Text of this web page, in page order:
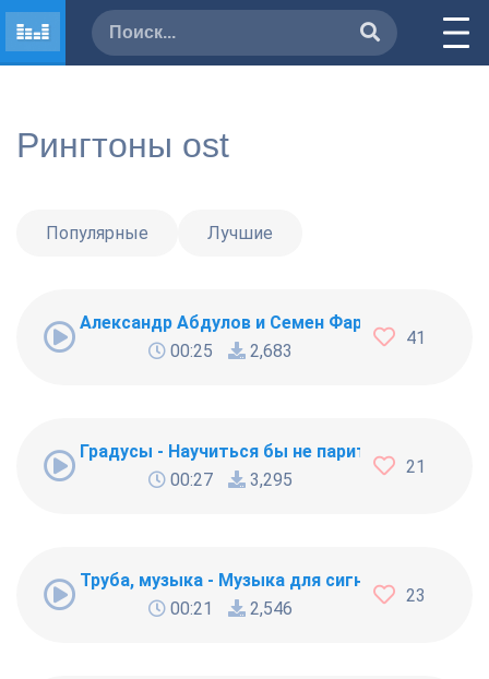
Рингтоны ost
Популярные Лучшие
Александр Абдулов и Семен Фарада - Уно
00:25
2,683
41
Градусы - Научиться бы не париться по
00:27
3,295
21
Труба, музыка - Музыка для сигнала
00:21
2,546
23